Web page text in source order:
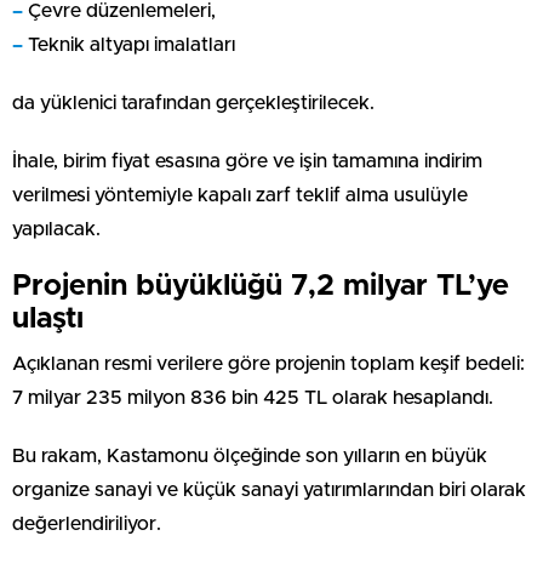
– Çevre düzenlemeleri,
– Teknik altyapı imalatları
da yüklenici tarafından gerçekleştirilecek.
İhale, birim fiyat esasına göre ve işin tamamına indirim
verilmesi yöntemiyle kapalı zarf teklif alma usulüyle
yapılacak.
Projenin büyüklüğü 7,2 milyar TL’ye
ulaştı
Açıklanan resmi verilere göre projenin toplam keşif bedeli:
7 milyar 235 milyon 836 bin 425 TL olarak hesaplandı.
Bu rakam, Kastamonu ölçeğinde son yılların en büyük
organize sanayi ve küçük sanayi yatırımlarından biri olarak
değerlendiriliyor.